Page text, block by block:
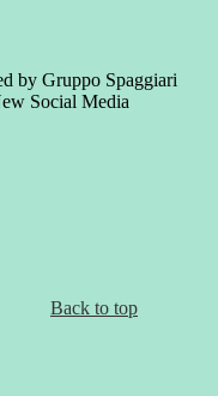
by Gruppo Spaggiari
Social Media
Back to top